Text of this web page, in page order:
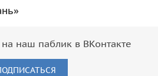
наш паблик в ВКонтакте